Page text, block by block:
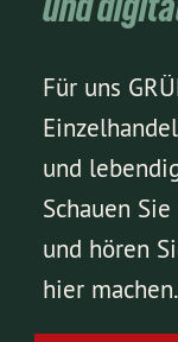
Für uns
und
Schauen
und hören
hier machen.